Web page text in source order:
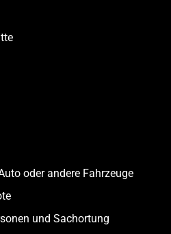
oder andere Fahrzeuge
und Sachortung